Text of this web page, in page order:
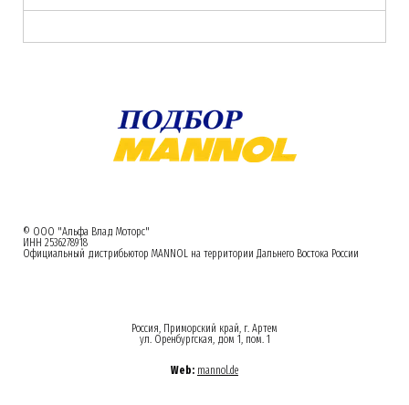
© ООО "Альфа Влад Моторс"
ИНН 2536278918
Официальный дистрибьютор MANNOL на территории Дальнего Востока России
Россия, Приморский край, г. Артем
ул. Оренбургская, дом 1, пом. 1
Web: mannol.de